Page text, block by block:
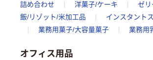
詰め合わせ
洋菓子/ケーキ ゼリ
飯/リゾット/米加工品
インスタント
業務用菓子/大容量菓子
業務用
オフィス用品